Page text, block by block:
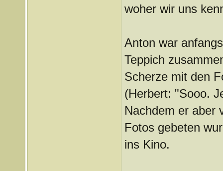
woher wir uns
Anton war
Teppich
Scherze mit den
(Herbert: "Sooo.
Nachdem er aber
Fotos gebeten
ins Kino.